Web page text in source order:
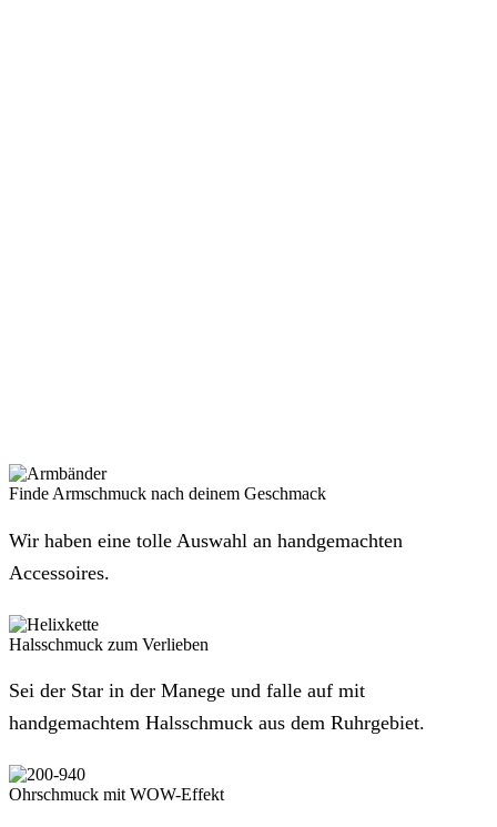
Finde Armschmuck nach deinem Geschmack
Wir haben eine tolle Auswahl an handgemachten
Accessoires.
Halsschmuck zum Verlieben
Sei der Star in der Manege und falle auf mit
handgemachtem Halsschmuck aus dem Ruhrgebiet.
Ohrschmuck mit WOW-Effekt